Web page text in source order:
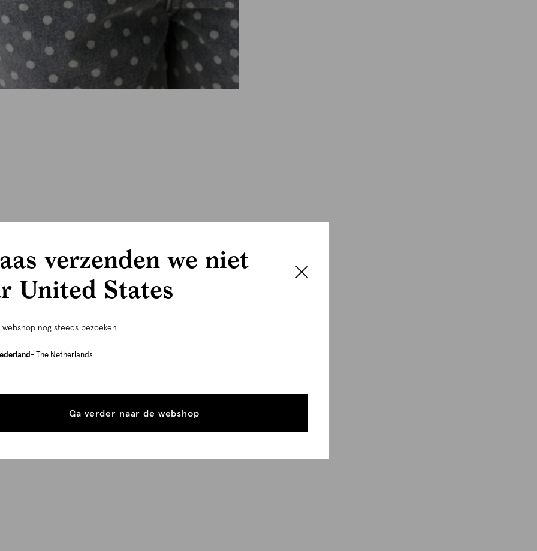
verzenden we niet
United States
nog steeds bezoeken
- The Netherlands
Ga verder naar de webshop